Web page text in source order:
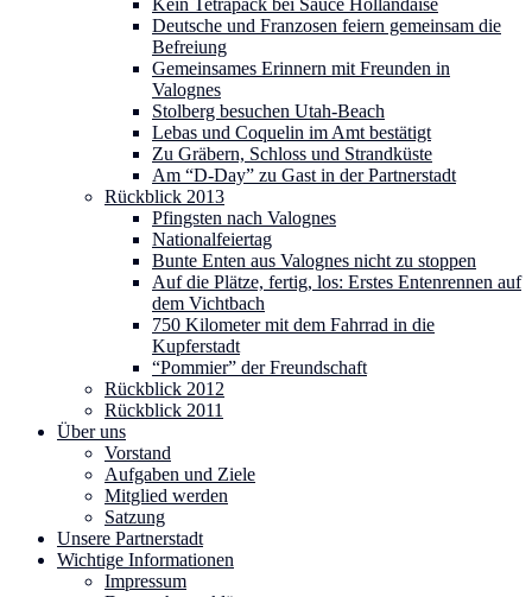
Deutsche und Franzosen feiern gemeinsam die
Befreiung
Gemeinsames Erinnern mit Freunden in
Valognes
Stolberg besuchen Utah-Beach
Lebas und Coquelin im Amt bestätigt
Zu Gräbern, Schloss und Strandküste
Am “D-Day” zu Gast in der Partnerstadt
Rückblick 2013
Pfingsten nach Valognes
Nationalfeiertag
Bunte Enten aus Valognes nicht zu stoppen
Auf die Plätze, fertig, los: Erstes Entenrennen auf
dem Vichtbach
750 Kilometer mit dem Fahrrad in die
Kupferstadt
“Pommier” der Freundschaft
Rückblick 2012
Rückblick 2011
Über uns
Vorstand
Aufgaben und Ziele
Mitglied werden
Satzung
Unsere Partnerstadt
Wichtige Informationen
Impressum